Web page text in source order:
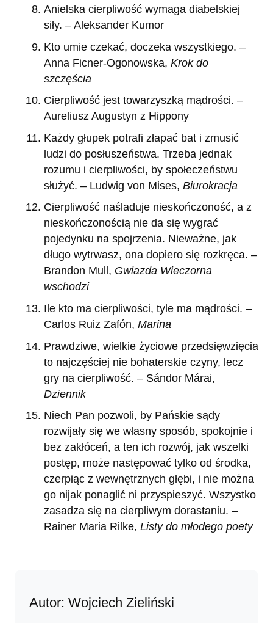
Anielska cierpliwość wymaga diabelskiej
siły. – Aleksander Kumor
Kto umie czekać, doczeka wszystkiego. –
Anna Ficner-Ogonowska, Krok do
szczęścia
Cierpliwość jest towarzyszką mądrości. –
Aureliusz Augustyn z Hippony
Każdy głupek potrafi złapać bat i zmusić
ludzi do posłuszeństwa. Trzeba jednak
rozumu i cierpliwości, by społeczeństwu
służyć. – Ludwig von Mises, Biurokracja
Cierpliwość naśladuje nieskończoność, a z
nieskończonością nie da się wygrać
pojedynku na spojrzenia. Nieważne, jak
długo wytrwasz, ona dopiero się rozkręca. –
Brandon Mull, Gwiazda Wieczorna
wschodzi
Ile kto ma cierpliwości, tyle ma mądrości. –
Carlos Ruiz Zafón, Marina
Prawdziwe, wielkie życiowe przedsięwzięcia
to najczęściej nie bohaterskie czyny, lecz
gry na cierpliwość. – Sándor Márai,
Dziennik
Niech Pan pozwoli, by Pańskie sądy
rozwijały się we własny sposób, spokojnie i
bez zakłóceń, a ten ich rozwój, jak wszelki
postęp, może następować tylko od środka,
czerpiąc z wewnętrznych głębi, i nie można
go nijak ponaglić ni przyspieszyć. Wszystko
zasadza się na cierpliwym dorastaniu. –
Rainer Maria Rilke, Listy do młodego poety
Autor: Wojciech Zieliński